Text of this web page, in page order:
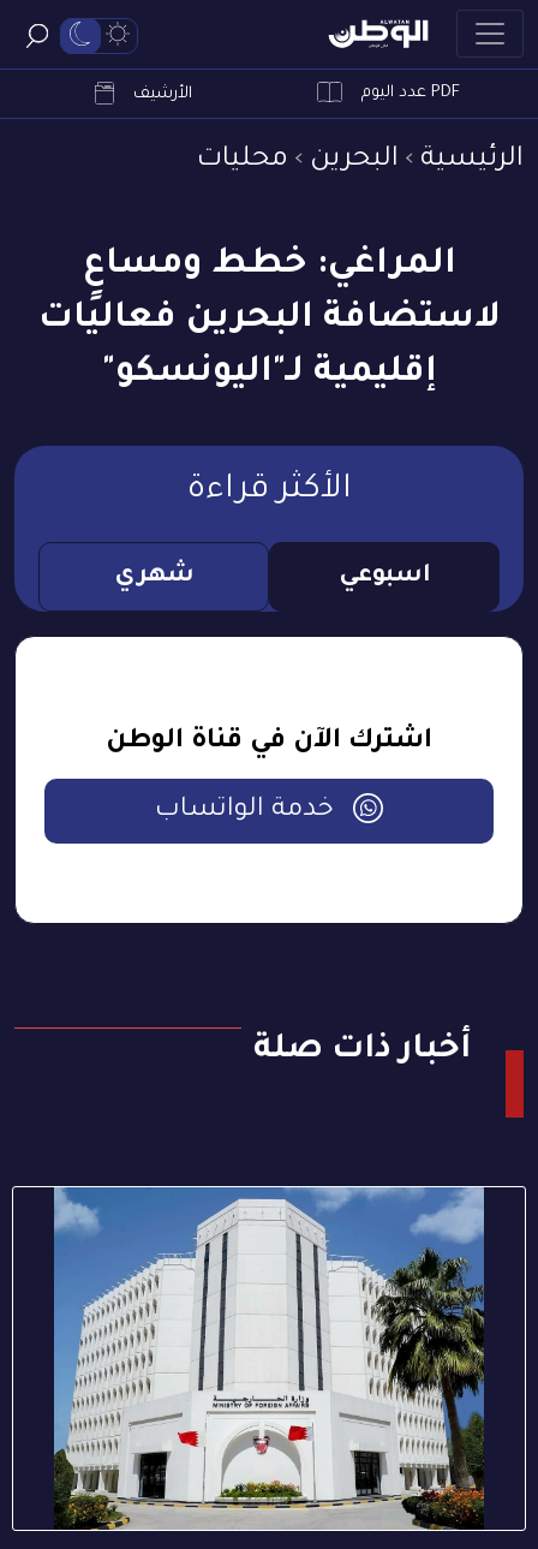
PDF عدد اليوم الأرشيف
الرئيسية البحرين محليات
المراغي: خطط ومساعٍ
لاستضافة البحرين فعاليات
إقليمية لـ"اليونسكو"
الأكثر قراءة
اسبوعي شهري
اشترك الآن في قناة الوطن
خدمة الواتساب
أخبار ذات صلة